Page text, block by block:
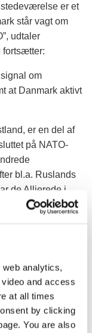
analytics,
and access
at all times
by clicking
You are also
er et
står vagt om
udtaler
fortsætter:
om
at Danmark aktivt
er en del af
på NATO-
bl.a. Ruslands
de Allierede i
og
i dag”,
”Den
skulderklap til de
for Danmark.